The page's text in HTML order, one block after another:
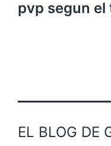
pvp segun el
EL BLOG DE